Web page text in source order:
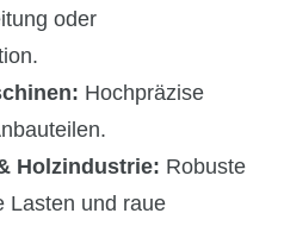
oder
Hochpräzise
Holzindustrie: Robuste
Lasten und raue